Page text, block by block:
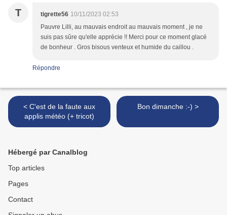
T tigrette56 10/11/2023 02:53
Pauvre Lilli, au mauvais endroit au mauvais moment , je ne
suis pas sûre qu'elle apprécie !! Merci pour ce moment glacé
de bonheur . Gros bisous venteux et humide du caillou .
Répondre
< C'est de la faute aux
applis météo (+ tricot)
Bon dimanche :-) >
Hébergé par Canalblog
Top articles
Pages
Contact